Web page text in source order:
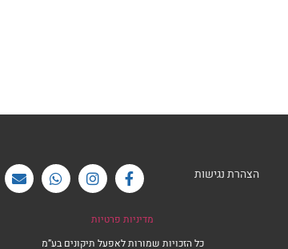
הצהרת נגישות
מדיניות פרטיות
כל הזכויות שמורות לאפעל תיקונים בע”מ